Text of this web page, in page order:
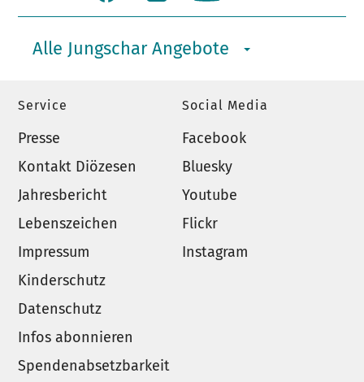
Alle Jungschar Angebote
Service
Presse
Kontakt Diözesen
Jahresbericht
Lebenszeichen
Impressum
Kinderschutz
Datenschutz
Infos abonnieren
Spendenabsetzbarkeit
Social Media
Facebook
Bluesky
Youtube
Flickr
Instagram